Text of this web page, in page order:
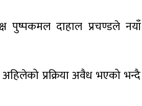
पुष्पकमल दाहाल प्रचण्डले
प्रक्रिया अवैध भएको भन्दै